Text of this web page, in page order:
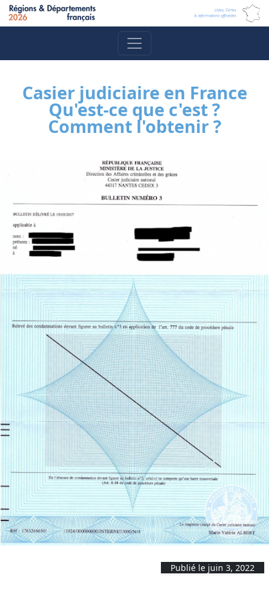
Casier judiciaire en France
Qu'est-ce que c'est ?
Comment l'obtenir ?
Publié le juin 3, 2022